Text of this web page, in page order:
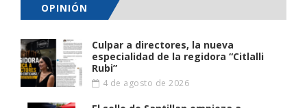
OPINIÓN
Culpar a directores, la nueva
especialidad de la regidora “Citlalli
Rubi”
4 de agosto de 2026